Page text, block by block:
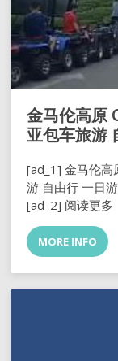
金马伦高
亚包车旅游
[ad_1] 金马伦高
游 自由行 一日
[ad_2] 阅读更多
MORE INFO